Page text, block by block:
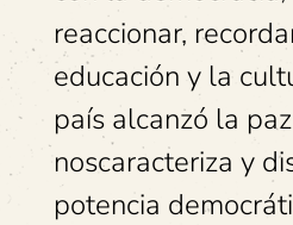
reaccionar,
educación y la
país alcanzó la
noscaracteriza y
potencia